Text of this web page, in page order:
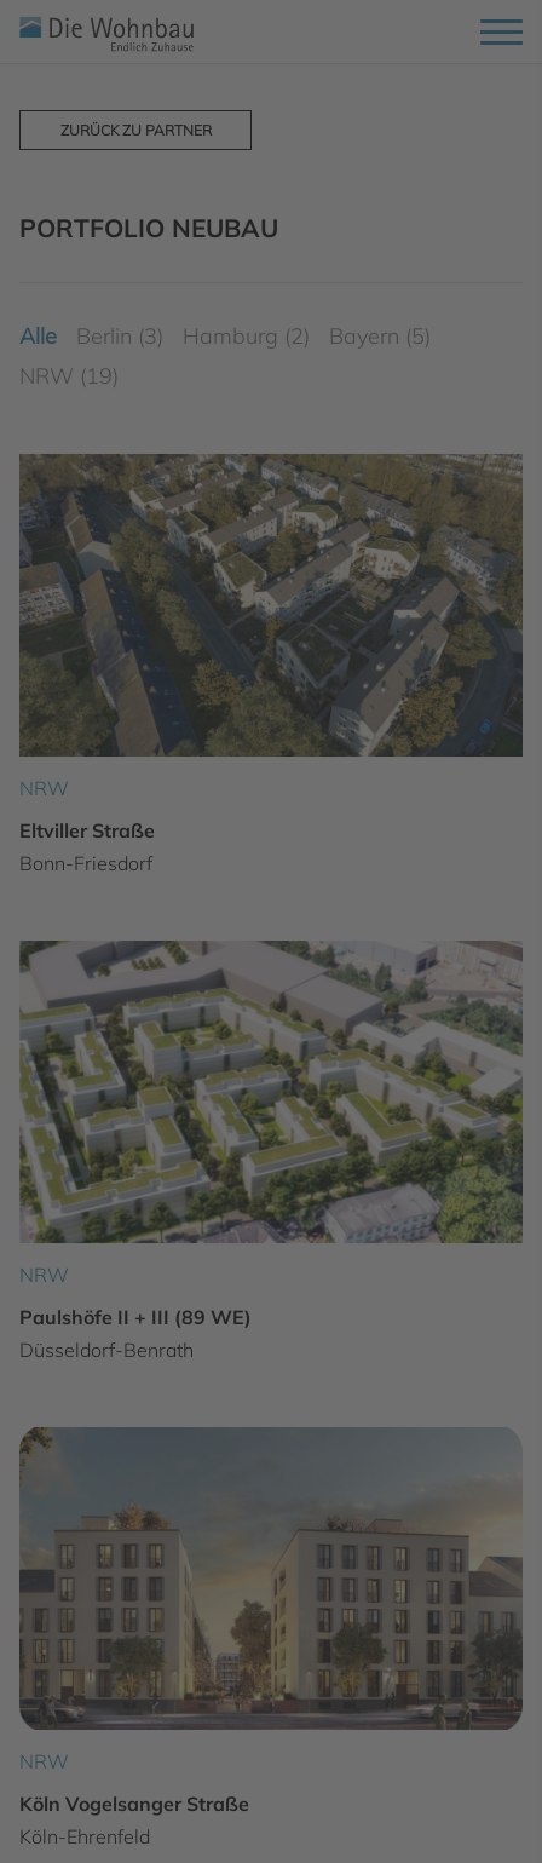
ZURÜCK ZU PARTNER
PORTFOLIO NEUBAU
Alle Berlin (3) Hamburg (2)
Bayern (5)
NRW (19)
NRW
Eltviller Straße
Bonn-Friesdorf
NRW
Paulshöfe II + III (89 WE)
Düsseldorf-Benrath
NRW
Köln Vogelsanger Straße
Köln-Ehrenfeld